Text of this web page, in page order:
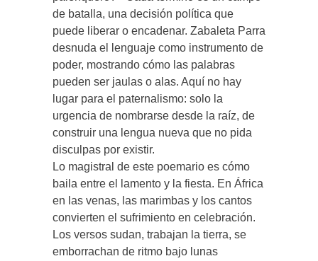
de batalla, una decisión política que
puede liberar o encadenar. Zabaleta Parra
desnuda el lenguaje como instrumento de
poder, mostrando cómo las palabras
pueden ser jaulas o alas. Aquí no hay
lugar para el paternalismo: solo la
urgencia de nombrarse desde la raíz, de
construir una lengua nueva que no pida
disculpas por existir.
Lo magistral de este poemario es cómo
baila entre el lamento y la fiesta. En África
en las venas, las marimbas y los cantos
convierten el sufrimiento en celebración.
Los versos sudan, trabajan la tierra, se
emborrachan de ritmo bajo lunas